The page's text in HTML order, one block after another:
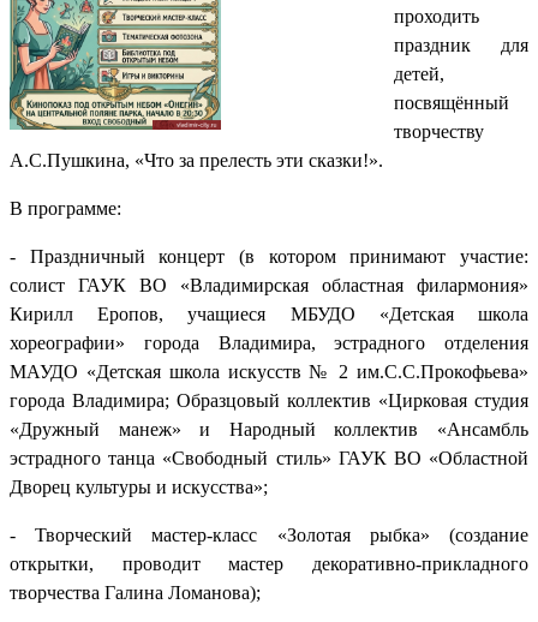
проходить
праздник для
детей,
посвящённый
творчеству
А.С.Пушкина, «Что за прелесть эти сказки!».
В программе:
- Праздничный концерт (в котором принимают участие:
солист ГАУК ВО «Владимирская областная филармония»
Кирилл Еропов, учащиеся МБУДО «Детская школа
хореографии» города Владимира, эстрадного отделения
МАУДО «Детская школа искусств № 2 им.С.С.Прокофьева»
города Владимира; Образцовый коллектив «Цирковая студия
«Дружный манеж» и Народный коллектив «Ансамбль
эстрадного танца «Свободный стиль» ГАУК ВО «Областной
Дворец культуры и искусства»;
- Творческий мастер-класс «Золотая рыбка» (создание
открытки, проводит мастер декоративно-прикладного
творчества Галина Ломанова);